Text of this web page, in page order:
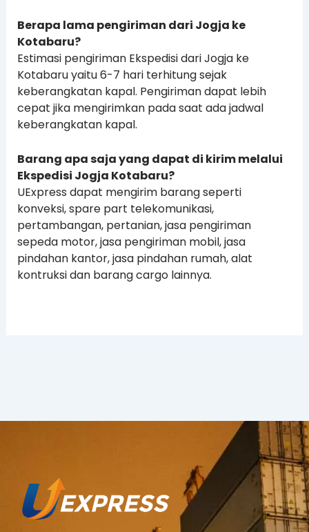
Berapa lama pengiriman dari Jogja ke
Kotabaru?
Estimasi pengiriman Ekspedisi dari Jogja ke
Kotabaru yaitu 6-7 hari terhitung sejak
keberangkatan kapal. Pengiriman dapat lebih
cepat jika mengirimkan pada saat ada jadwal
keberangkatan kapal.
Barang apa saja yang dapat di kirim melalui
Ekspedisi Jogja Kotabaru?
UExpress dapat mengirim barang seperti
konveksi, spare part telekomunikasi,
pertambangan, pertanian, jasa pengiriman
sepeda motor, jasa pengiriman mobil, jasa
pindahan kantor, jasa pindahan rumah, alat
kontruksi dan barang cargo lainnya.